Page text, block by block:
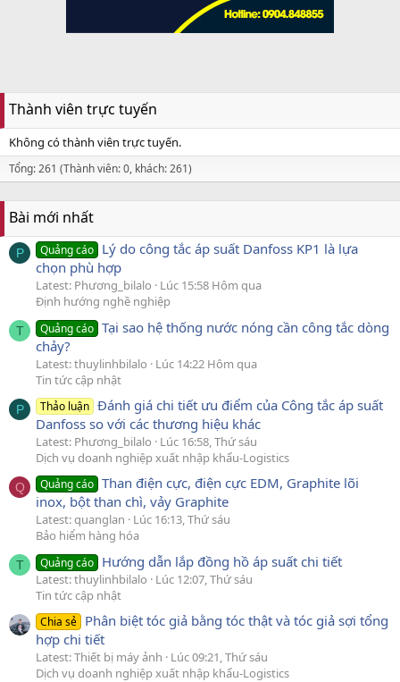
Thành viên trực tuyến
Không có thành viên trực tuyến.
Tổng: 261 (Thành viên: 0, khách: 261)
Bài mới nhất
P Quảng cáo Lý do công tắc áp suất Danfoss KP1 là lựa
chọn phù hợp
Latest: Phương_bilalo
Lúc 15:58 Hôm qua
Định hướng nghề nghiệp
T Quảng cáo Tại sao hệ thống nước nóng cần công tắc dòng
chảy?
Latest: thuylinhbilalo
Lúc 14:22 Hôm qua
Tin tức cập nhật
P Thảo luận Đánh giá chi tiết ưu điểm của Công tắc áp suất
Danfoss so với các thương hiệu khác
Latest: Phương_bilalo
Lúc 16:58, Thứ sáu
Dịch vụ doanh nghiệp xuất nhập khẩu-Logistics
Q Quảng cáo Than điện cực, điện cực EDM, Graphite lõi
inox, bột than chì, vảy Graphite
Latest: quanglan
Lúc 16:13, Thứ sáu
Bảo hiểm hàng hóa
T Quảng cáo Hướng dẫn lắp đồng hồ áp suất chi tiết
Latest: thuylinhbilalo
Lúc 12:07, Thứ sáu
Tin tức cập nhật
Chia sẻ Phân biệt tóc giả bằng tóc thật và tóc giả sợi tổng
hợp chi tiết
Latest: Thiết bị máy ảnh
Lúc 09:21, Thứ sáu
Dịch vụ doanh nghiệp xuất nhập khẩu-Logistics